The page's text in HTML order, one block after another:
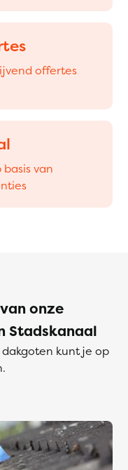
offertes
basis van
onze
Stadskanaal
kunt je op